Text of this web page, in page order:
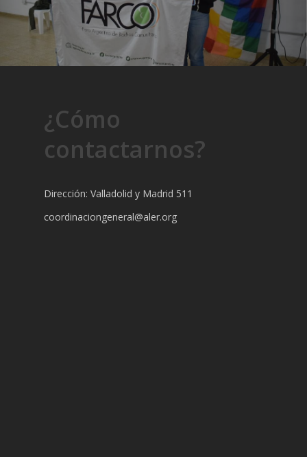
¿Cómo
contactarnos?
Dirección: Valladolid y Madrid 511
coordinaciongeneral@aler.org